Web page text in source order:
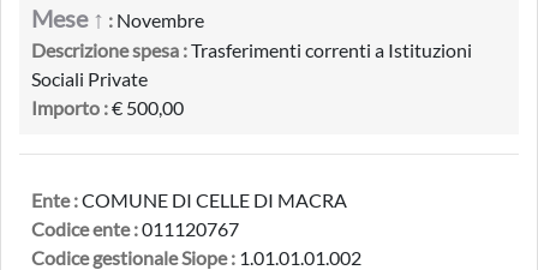
Mese ↑ : Novembre
Descrizione spesa :Trasferimenti correnti a Istituzioni
Sociali Private
Importo :€ 500,00
Ente :COMUNE DI CELLE DI MACRA
Codice ente :011120767
Codice gestionale Siope : 1.01.01.01.002